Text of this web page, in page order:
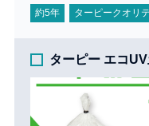
約5年 ターピークオリ
ターピー エコUV